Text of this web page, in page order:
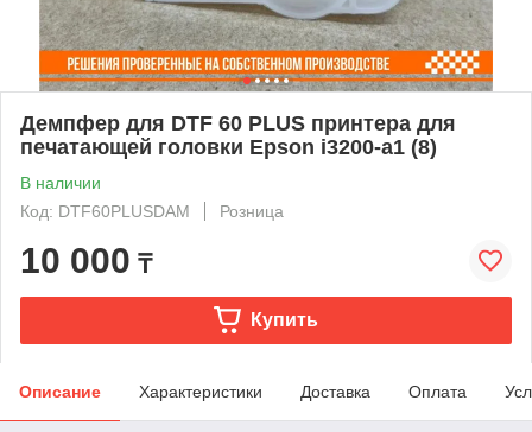
Демпфер для DTF 60 PLUS принтера для
печатающей головки Epson i3200-a1 (8)
В наличии
Код: DTF60PLUSDAM
Розница
10 000 ₸
Купить
Описание Характеристики Доставка Оплата